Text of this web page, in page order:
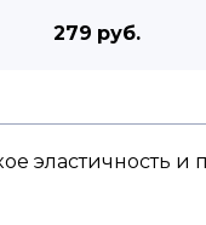
279 руб.
эластичность